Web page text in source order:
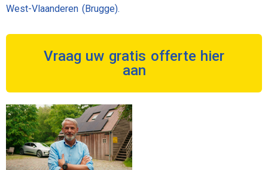
West-Vlaanderen (Brugge).
Vraag uw gratis offerte hier
aan